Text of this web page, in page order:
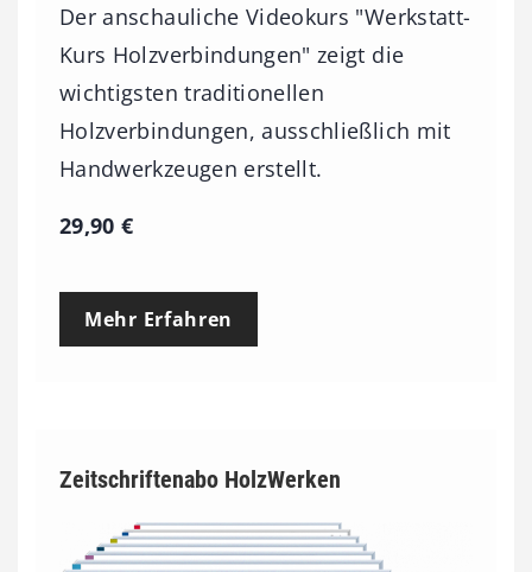
Der anschauliche Videokurs "Werkstatt-
Kurs Holzverbindungen" zeigt die
wichtigsten traditionellen
Holzverbindungen, ausschließlich mit
Handwerkzeugen erstellt.
29,90€
Mehr Erfahren
Zeitschriftenabo HolzWerken